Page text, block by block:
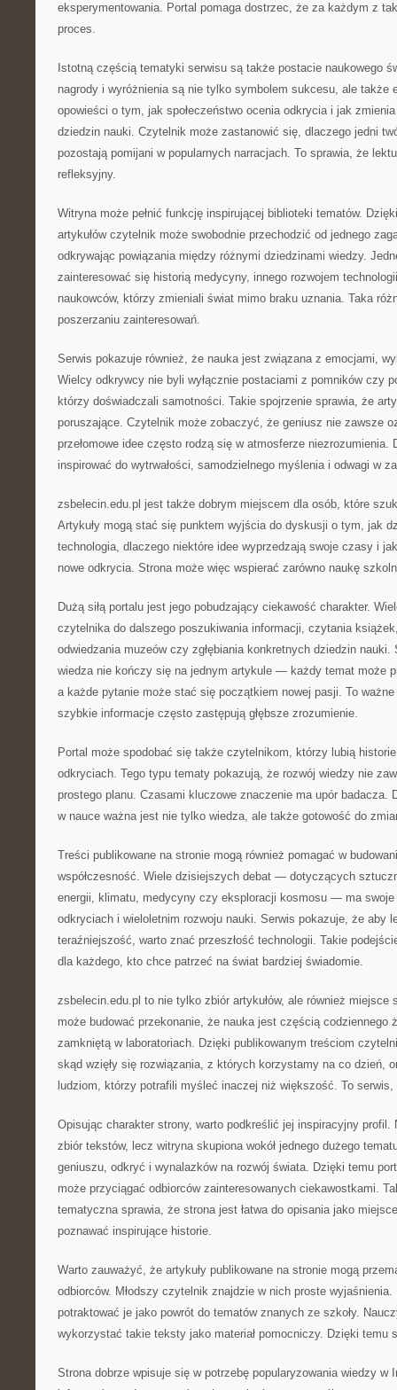
eksperymentowania. Portal pomaga dostrzec, że za każdym z
proces.
Istotną częścią tematyki serwisu są także postacie naukowego
nagrody i wyróżnienia są nie tylko symbolem sukcesu, ale także
opowieści o tym, jak społeczeństwo ocenia odkrycia i jak
dziedzin nauki. Czytelnik może zastanowić się, dlaczego jedni
pozostają pomijani w popularnych narracjach. To sprawia, że
refleksyjny.
Witryna może pełnić funkcję inspirującej biblioteki tematów.
artykułów czytelnik może swobodnie przechodzić od jednego
odkrywając powiązania między różnymi dziedzinami wiedzy.
zainteresować się historią medycyny, innego rozwojem
naukowców, którzy zmieniali świat mimo braku uznania. Taka
poszerzaniu zainteresowań.
Serwis pokazuje również, że nauka jest związana z emocjami,
Wielcy odkrywcy nie byli wyłącznie postaciami z pomników czy
którzy doświadczali samotności. Takie spojrzenie sprawia, że
poruszające. Czytelnik może zobaczyć, że geniusz nie zawsze
przełomowe idee często rodzą się w atmosferze niezrozumienia.
inspirować do wytrwałości, samodzielnego myślenia i odwagi w
zsbelecin.edu.pl jest także dobrym miejscem dla osób, które
Artykuły mogą stać się punktem wyjścia do dyskusji o tym, jak
technologia, dlaczego niektóre idee wyprzedzają swoje czasy i
nowe odkrycia. Strona może więc wspierać zarówno naukę
Dużą siłą portalu jest jego pobudzający ciekawość charakter.
czytelnika do dalszego poszukiwania informacji, czytania
odwiedzania muzeów czy zgłębiania konkretnych dziedzin nauki.
wiedza nie kończy się na jednym artykule — każdy temat może
a każde pytanie może stać się początkiem nowej pasji. To
szybkie informacje często zastępują głębsze zrozumienie.
Portal może spodobać się także czytelnikom, którzy lubią
odkryciach. Tego typu tematy pokazują, że rozwój wiedzy nie
prostego planu. Czasami kluczowe znaczenie ma upór badacza.
w nauce ważna jest nie tylko wiedza, ale także gotowość do
Treści publikowane na stronie mogą również pomagać w
współczesność. Wiele dzisiejszych debat — dotyczących
energii, klimatu, medycyny czy eksploracji kosmosu — ma swoje
odkryciach i wieloletnim rozwoju nauki. Serwis pokazuje, że aby
teraźniejszość, warto znać przeszłość technologii. Takie
dla każdego, kto chce patrzeć na świat bardziej świadomie.
zsbelecin.edu.pl to nie tylko zbiór artykułów, ale również miejsce
może budować przekonanie, że nauka jest częścią codziennego
zamkniętą w laboratoriach. Dzięki publikowanym treściom
skąd wzięły się rozwiązania, z których korzystamy na co dzień,
ludziom, którzy potrafili myśleć inaczej niż większość. To
Opisując charakter strony, warto podkreślić jej inspiracyjny profil.
zbiór tekstów, lecz witryna skupiona wokół jednego dużego
geniuszu, odkryć i wynalazków na rozwój świata. Dzięki temu
może przyciągać odbiorców zainteresowanych ciekawostkami.
tematyczna sprawia, że strona jest łatwa do opisania jako
poznawać inspirujące historie.
Warto zauważyć, że artykuły publikowane na stronie mogą
odbiorców. Młodszy czytelnik znajdzie w nich proste wyjaśnienia.
potraktować je jako powrót do tematów znanych ze szkoły.
wykorzystać takie teksty jako materiał pomocniczy. Dzięki temu
Strona dobrze wpisuje się w potrzebę popularyzowania wiedzy w